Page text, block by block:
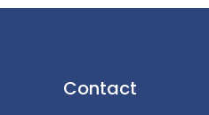
Contact